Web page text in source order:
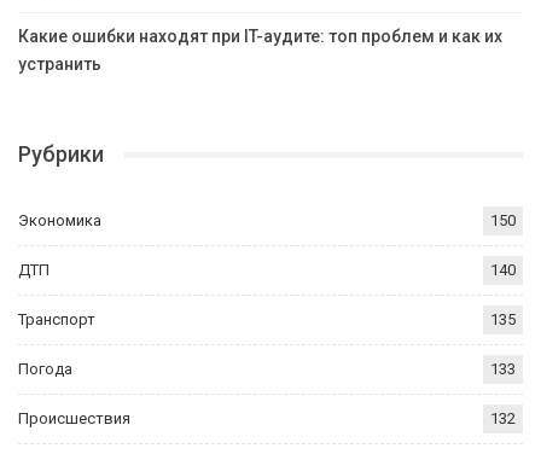
Какие ошибки находят при IT-аудите: топ проблем и как их
устранить
Рубрики
Экономика 150
ДТП 140
Транспорт 135
Погода 133
Происшествия 132